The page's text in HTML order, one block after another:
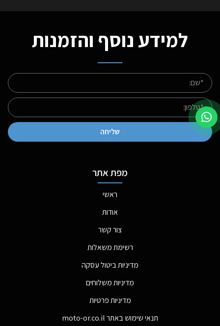
למידע נוסף והזמנות
שליחה
מפת אתר
ראשי
אודות
צור קשר
רשימת משאלות
מדיניות ביטול עסקה
מדיניות משלוחים
מדיניות פרטיות
תנאי שימוש באתר moto-or.co.il